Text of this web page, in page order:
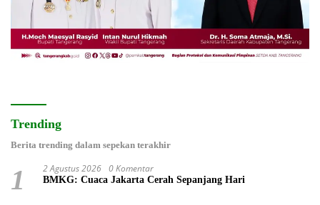
Trending
Berita trending dalam sepekan terakhir
1 2 Agustus 2026 0 Komentar
BMKG: Cuaca Jakarta Cerah Sepanjang Hari